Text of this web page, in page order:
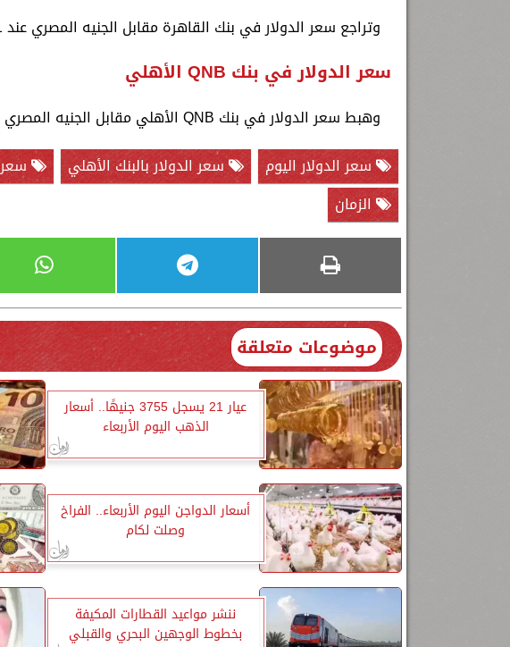
وتراجع سعر الدولار في بنك القاهرة مقابل الجنيه المصري عند 49.41 جنيه للشراء، ونحو 49.51 جنيه للبيع.
سعر الدولار في بنك QNB الأهلي
وهبط سعر الدولار في بنك QNB الأهلي مقابل الجنيه المصري عند 49.38 جنيه للشراء، ونحو 49.48 جنيه للبيع.
سعر الدولار اليوم
سعر الدولار بالبنك الأهلي سعر
الزمان
موضوعات متعلقة
عيار 21 يسجل 3755 جنيهًا.. أسعار
الذهب اليوم الأربعاء
أسعار الدواجن اليوم الأربعاء.. الفراخ
وصلت لكام
ننشر مواعيد القطارات المكيفة
بخطوط الوجهين البحري والقبلي